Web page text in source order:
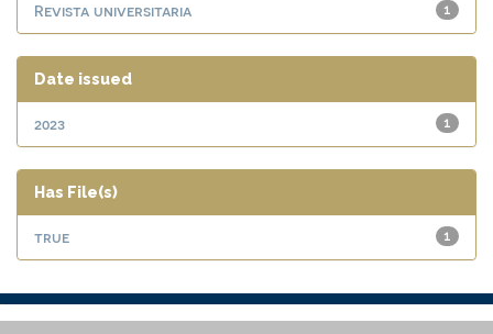
1
Revista universitaria
Date issued
1
2023
Has File(s)
1
true